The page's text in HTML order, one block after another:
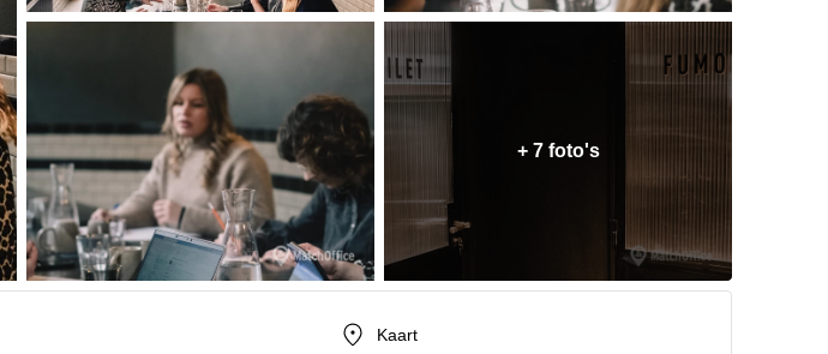
+ 7 foto's
Kaart